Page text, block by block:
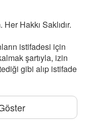
Hakkı Saklıdır.
istifadesi için
şartıyla, izin
gibi alıp istifade